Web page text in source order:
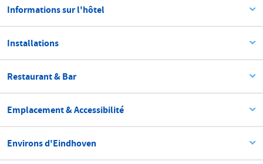
Informations sur l'hôtel
Installations
Restaurant & Bar
Emplacement & Accessibilité
Environs d'Eindhoven